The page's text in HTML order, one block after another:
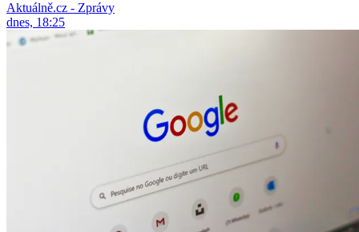
Aktuálně.cz - Zprávy
dnes, 18:25